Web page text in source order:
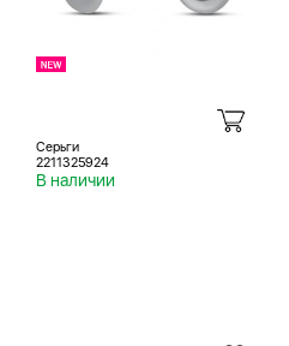
Серьги
2211325924
В наличии